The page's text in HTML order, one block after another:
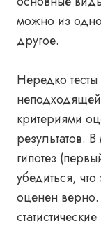
можно из
другое.
Нередко
критериями
результатов.
гипотез
убедиться,
оценен верно.